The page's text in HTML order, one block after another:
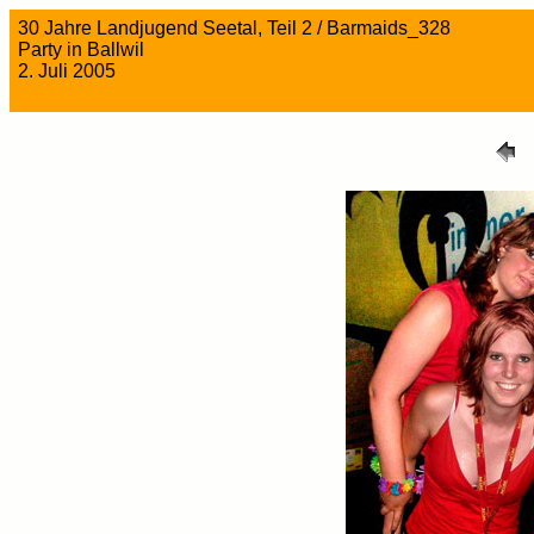
30 Jahre Landjugend Seetal, Teil 2 / Barmaids_328
Party in Ballwil
2. Juli 2005